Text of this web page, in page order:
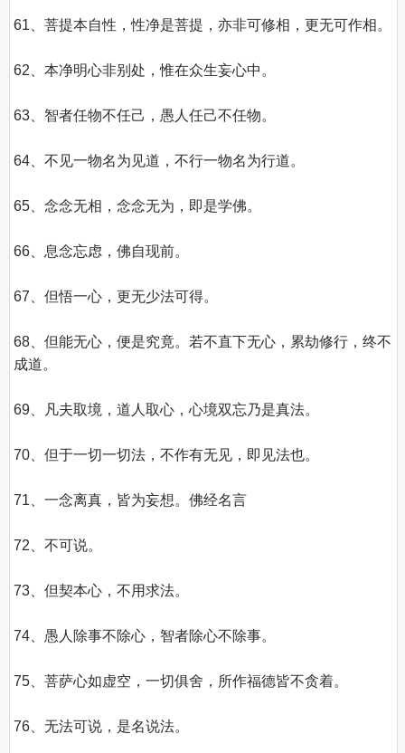
61、菩提本自性，性净是菩提，亦非可修相，更无可作相。
62、本净明心非别处，惟在众生妄心中。
63、智者任物不任己，愚人任己不任物。
64、不见一物名为见道，不行一物名为行道。
65、念念无相，念念无为，即是学佛。
66、息念忘虑，佛自现前。
67、但悟一心，更无少法可得。
68、但能无心，便是究竟。若不直下无心，累劫修行，终不
成道。
69、凡夫取境，道人取心，心境双忘乃是真法。
70、但于一切一切法，不作有无见，即见法也。
71、一念离真，皆为妄想。佛经名言
72、不可说。
73、但契本心，不用求法。
74、愚人除事不除心，智者除心不除事。
75、菩萨心如虚空，一切俱舍，所作福德皆不贪着。
76、无法可说，是名说法。